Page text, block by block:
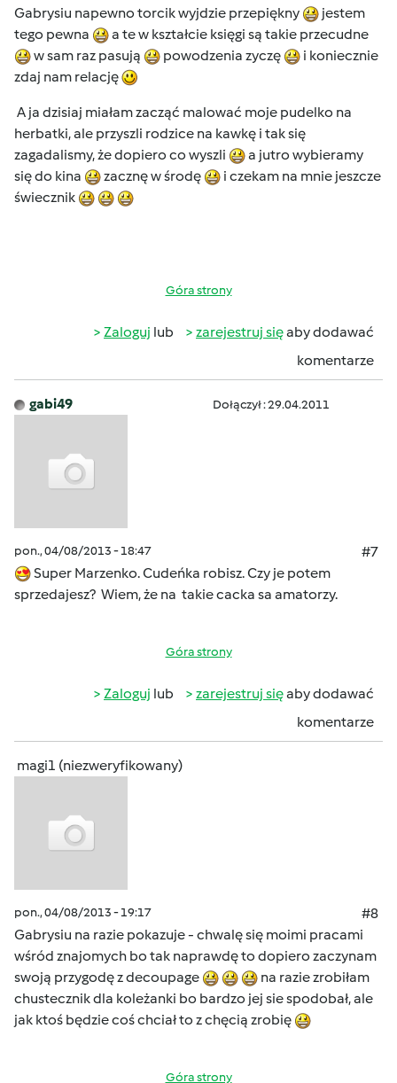
Gabrysiu napewno torcik wyjdzie przepiękny
jestem
tego pewna
a te w kształcie księgi są takie przecudne
w sam raz pasują
powodzenia zyczę
i koniecznie
zdaj nam relację
A ja dzisiaj miałam zacząć malować moje pudelko na
herbatki, ale przyszli rodzice na kawkę i tak się
zagadalismy, że dopiero co wyszli
a jutro wybieramy
się do kina
zacznę w środę
i czekam na mnie jeszcze
świecznik
Góra strony
Zaloguj lub zarejestruj sięaby dodawać
komentarze
gabi49 Dołączył : 29.04.2011
pon., 04/08/2013 - 18:47
#7
Super Marzenko. Cudeńka robisz. Czy je potem
sprzedajesz? Wiem, że na takie cacka sa amatorzy.
Góra strony
Zaloguj lub zarejestruj sięaby dodawać
komentarze
magi1 (niezweryfikowany)
pon., 04/08/2013 - 19:17
#8
Gabrysiu na razie pokazuje - chwalę się moimi pracami
wśród znajomych bo tak naprawdę to dopiero zaczynam
swoją przygodę z decoupage
na razie zrobiłam
chustecznik dla koleżanki bo bardzo jej sie spodobał, ale
jak ktoś będzie coś chciał to z chęcią zrobię
Góra strony